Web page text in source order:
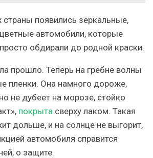
страны появились зеркальные,
автомобили, которые
обдирали до родной краски.
прошло. Теперь на гребне волны
пленки. Она намного дороже,
не дубеет на морозе, стойко
покрыта сверху лаком. Такая
дольше, и на солнце не выгорит,
автомобиля справится
о защите.